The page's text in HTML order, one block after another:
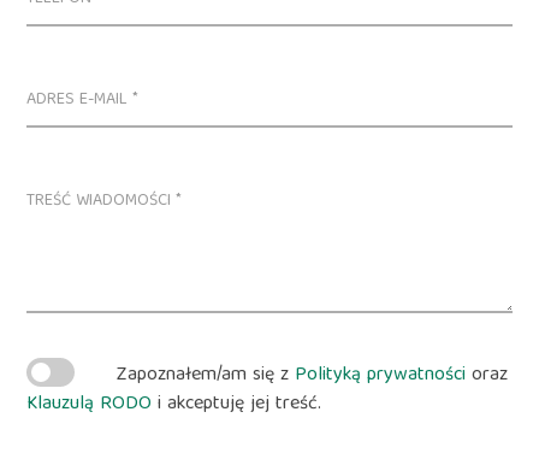
Zapoznałem/am się z Polityką prywatnościoraz
Klauzulą RODO i akceptuję jej treść.